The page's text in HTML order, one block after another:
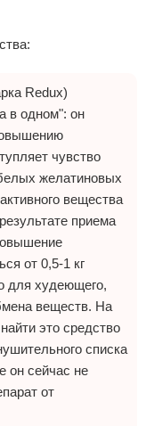
Redux)
в одном": он
чувство
желатиновых
вещества
приема
от 0,5-1 кг
для худеющего,
веществ. На
это средство
списка
он сейчас не
от